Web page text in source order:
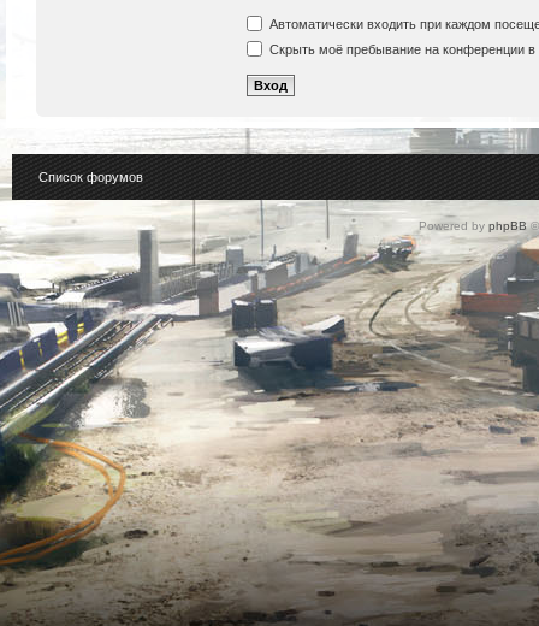
Автоматически входить при каждом
Скрыть моё пребывание на конференции в
Список форумов
Powered by phpBB©